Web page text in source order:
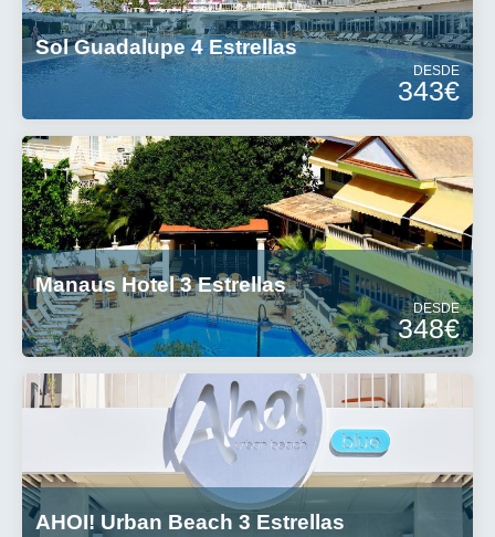
Sol Guadalupe 4 Estrellas
DESDE
343€
Manaus Hotel 3 Estrellas
DESDE
348€
AHOI! Urban Beach 3 Estrellas